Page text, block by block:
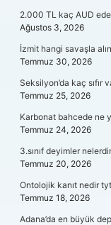
2.000 TL kaç AUD
Ağustos 3, 2026
İzmit hangi savaşla
Temmuz 30, 2026
Seksilyon’da kaç sıfır
Temmuz 25, 2026
Karbonat bahcede ne
Temmuz 24, 2026
3.sınıf deyimler
Temmuz 20, 2026
Ontolojik kanıt nedir
Temmuz 18, 2026
Adana’da en büyük